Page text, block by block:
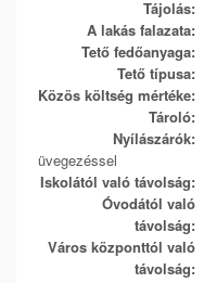
Tájolás:
A lakás falazata:
Tető fedőanyaga:
Tető típusa:
Közös költség mértéke:
Tároló:
Nyílászárók:
üvegezéssel
Iskolától való távolság:
Óvodától való
távolság:
Város központtól való
távolság: